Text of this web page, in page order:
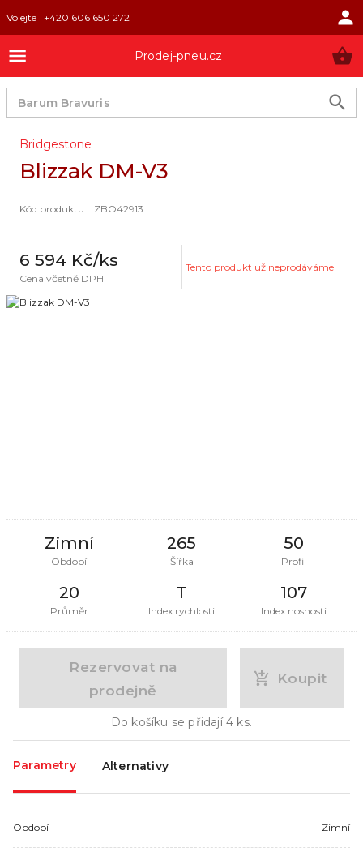
Volejte +420 606 650 272
Prodej-pneu.cz
Bridgestone
Blizzak DM-V3
Kód produktu: ZBO42913
6 594 Kč/ks
Cena včetně DPH
Tento produkt už neprodáváme
Zimní
Období
265
Šířka
50
Profil
20
Průměr
T
Index rychlosti
107
Index nosnosti
Rezervovat na
prodejně
Koupit
Do košíku se přidají4 ks.
Parametry Alternativy
Období Zimní